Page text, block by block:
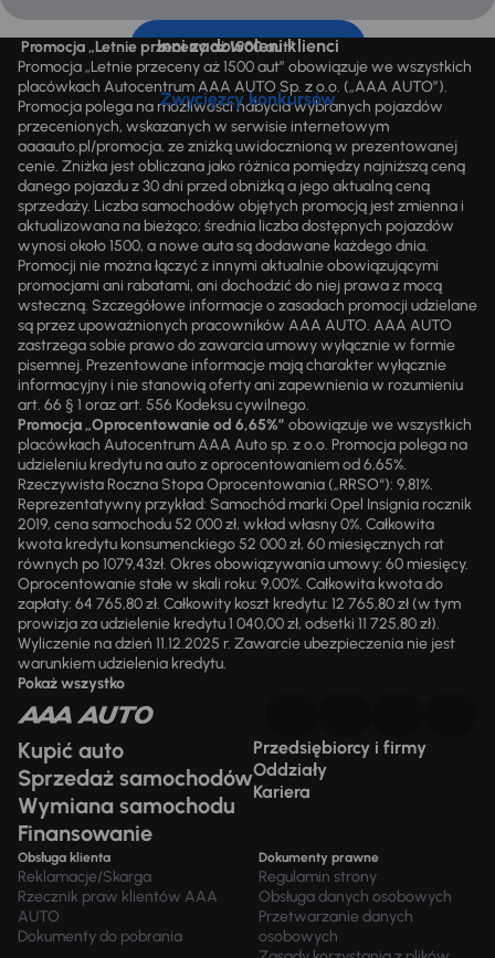
Inni zadowoleni klienci
Zwycięzcy konkursów
Promocja „Letnie przeceny aż 1500 aut”
Promocja „Letnie przeceny aż 1500 aut” obowiązuje we wszystkich
placówkach Autocentrum AAA AUTO Sp. z o.o. („AAA AUTO”).
Promocja polega na możliwości nabycia wybranych pojazdów
przecenionych, wskazanych w serwisie internetowym
aaaauto.pl/promocja, ze zniżką uwidocznioną w prezentowanej
cenie. Zniżka jest obliczana jako różnica pomiędzy najniższą ceną
danego pojazdu z 30 dni przed obniżką a jego aktualną ceną
sprzedaży. Liczba samochodów objętych promocją jest zmienna i
aktualizowana na bieżąco; średnia liczba dostępnych pojazdów
wynosi około 1500, a nowe auta są dodawane każdego dnia.
Promocji nie można łączyć z innymi aktualnie obowiązującymi
promocjami ani rabatami, ani dochodzić do niej prawa z mocą
wsteczną. Szczegółowe informacje o zasadach promocji udzielane
są przez upoważnionych pracowników AAA AUTO. AAA AUTO
zastrzega sobie prawo do zawarcia umowy wyłącznie w formie
pisemnej. Prezentowane informacje mają charakter wyłącznie
informacyjny i nie stanowią oferty ani zapewnienia w rozumieniu
art. 66 § 1 oraz art. 556 Kodeksu cywilnego.
Promocja „Oprocentowanie od 6,65%” obowiązuje we wszystkich
placówkach Autocentrum AAA Auto sp. z o.o. Promocja polega na
udzieleniu kredytu na auto z oprocentowaniem od 6,65%.
Rzeczywista Roczna Stopa Oprocentowania („RRSO“): 9,81%.
Reprezentatywny przykład: Samochód marki Opel Insignia rocznik
2019, cena samochodu 52 000 zł, wkład własny 0%. Całkowita
kwota kredytu konsumenckiego 52 000 zł, 60 miesięcznych rat
równych po 1079,43zł. Okres obowiązywania umowy: 60 miesięcy.
Oprocentowanie stałe w skali roku: 9,00%. Całkowita kwota do
zapłaty: 64 765,80 zł. Całkowity koszt kredytu: 12 765,80 zł (w tym
prowizja za udzielenie kredytu 1 040,00 zł, odsetki 11 725,80 zł).
Wyliczenie na dzień 11.12.2025 r. Zawarcie ubezpieczenia nie jest
warunkiem udzielenia kredytu.
Pokaż wszystko
Kupić auto
Sprzedaż samochodów
Wymiana samochodu
Finansowanie
Przedsiębiorcy i firmy
Oddziały
Kariera
Obsługa klienta
Reklamacje/Skarga
Rzecznik praw klientów AAA
AUTO
Dokumenty do pobrania
Dokumenty prawne
Regulamin strony
Obsługa danych osobowych
Przetwarzanie danych
osobowych